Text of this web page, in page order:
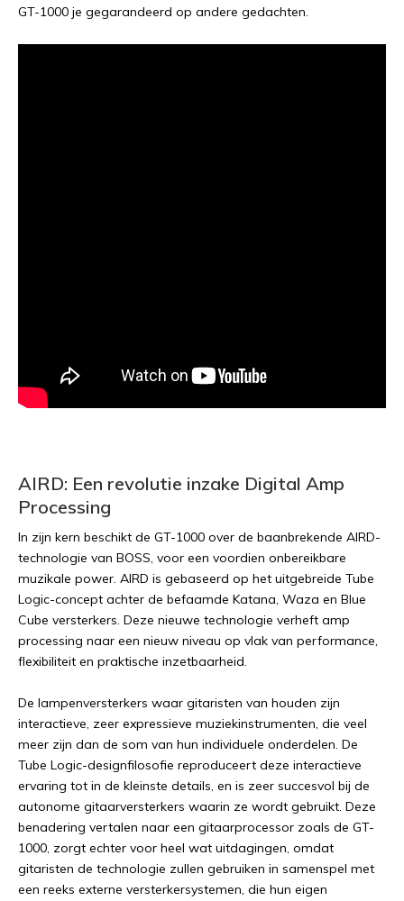
GT-1000 je gegarandeerd op andere gedachten.
AIRD: Een revolutie inzake Digital Amp
Processing
In zijn kern beschikt de GT-1000 over de baanbrekende AIRD-
technologie van BOSS, voor een voordien onbereikbare
muzikale power. AIRD is gebaseerd op het uitgebreide Tube
Logic-concept achter de befaamde Katana, Waza en Blue
Cube versterkers. Deze nieuwe technologie verheft amp
processing naar een nieuw niveau op vlak van performance,
flexibiliteit en praktische inzetbaarheid.
De lampenversterkers waar gitaristen van houden zijn
interactieve, zeer expressieve muziekinstrumenten, die veel
meer zijn dan de som van hun individuele onderdelen. De
Tube Logic-designfilosofie reproduceert deze interactieve
ervaring tot in de kleinste details, en is zeer succesvol bij de
autonome gitaarversterkers waarin ze wordt gebruikt. Deze
benadering vertalen naar een gitaarprocessor zoals de GT-
1000, zorgt echter voor heel wat uitdagingen, omdat
gitaristen de technologie zullen gebruiken in samenspel met
een reeks externe versterkersystemen, die hun eigen